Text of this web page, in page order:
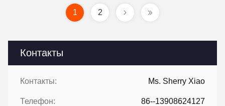
Контакты
Контакты: Ms. Sherry Xiao
Телефон: 86--13908624127
1 2